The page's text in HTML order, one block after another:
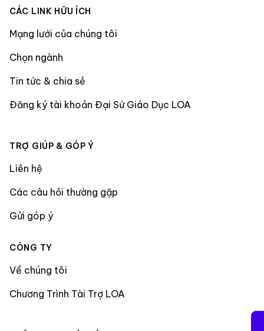
CÁC LINK HỮU ÍCH
Mạng lưới của chúng tôi
Chọn ngành
Tin tức & chia sẻ
Đăng ký tài khoản Đại Sứ Giáo Dục LOA
TRỢ GIÚP & GÓP Ý
Liên hệ
Các câu hỏi thường gặp
Gửi góp ý
CÔNG TY
Về chúng tôi
Chương Trình Tài Trợ LOA